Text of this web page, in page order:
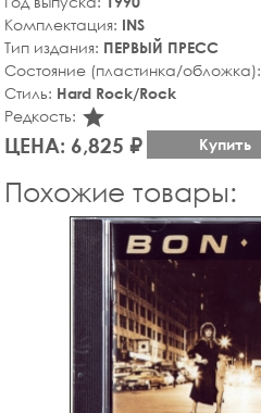
Комплектация: INS
Тип издания: ПЕРВЫЙ ПРЕСС
Состояние (пластинка/обложка):
Стиль: Hard Rock/Rock
Редкость: star_rate
ЦЕНА: 6,825 ₽ Купить
Похожие товары: